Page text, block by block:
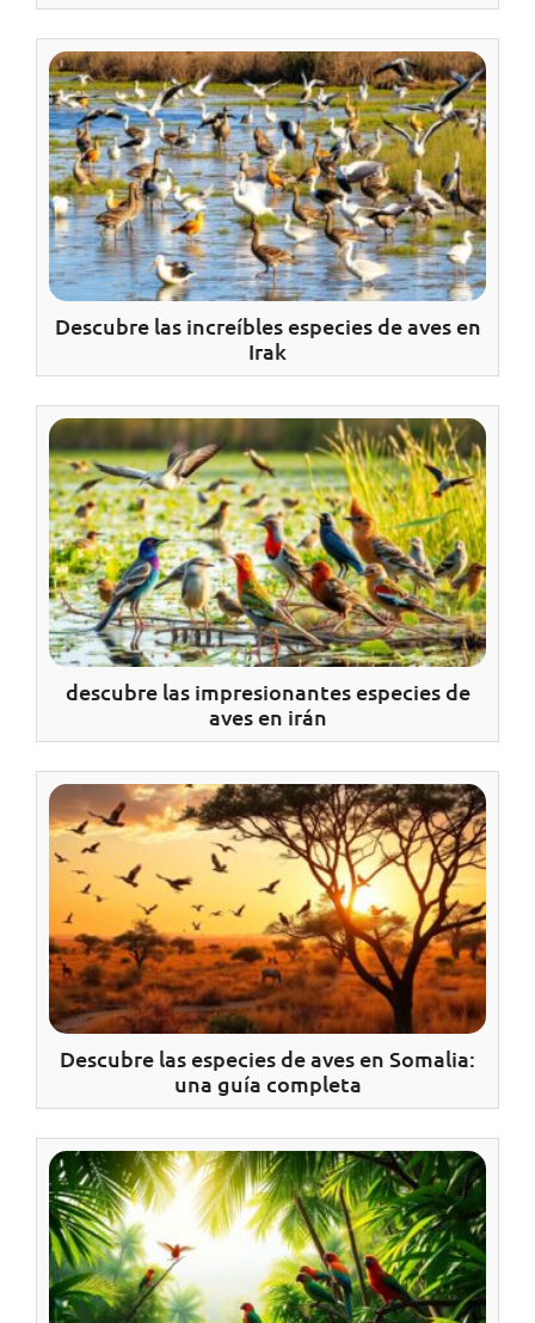
Descubre las increíbles especies de aves en
Irak
descubre las impresionantes especies de
aves en irán
Descubre las especies de aves en Somalia:
una guía completa